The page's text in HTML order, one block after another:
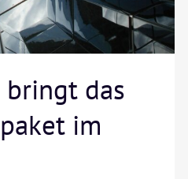
bringt das
im